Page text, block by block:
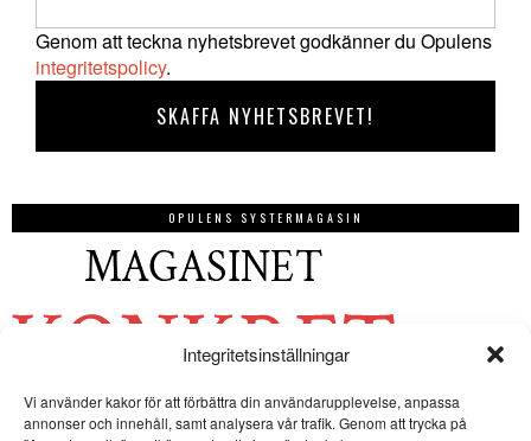
Integritetsinställningar
Vi använder kakor för att förbättra din användarupplevelse, anpassa
annonser och innehåll, samt analysera vår trafik. Genom att trycka på
Genom att teckna nyhetsbrevet godkänner du Opulens
integritetspolicy.
OPULENS SYSTERMAGASIN